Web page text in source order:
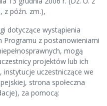
z późn. zm.),
dotyczące wystąpienia
z postanowieniami
mogą
projektów lub ich
instytucje uczestniczące we
strona społeczna
za pomocą: